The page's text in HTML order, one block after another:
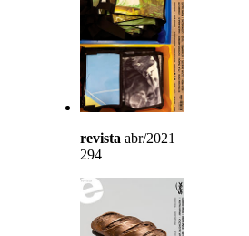
revista abr/2021
294